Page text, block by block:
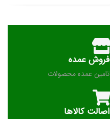
فروش عمده
تامین عمده محصولات
اصالت کالاها